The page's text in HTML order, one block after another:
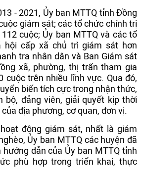
- 2021, Ủy ban MTTQ tỉnh Đồng
giám sát; các tổ chức chính trị
cuộc; Ủy ban MTTQ và các tổ
hội cấp xã chủ trì giám sát hơn
tra nhân dân và Ban Giám sát
xã, phường, thị trấn tham gia
cuộc trên nhiều lĩnh vực. Qua đó,
biến tích cực trong nhận thức,
bộ, đảng viên, giải quyết kịp thời
địa phương, cơ quan, đơn vị.
động giám sát, nhất là giám
Ủy ban MTTQ các huyện đã
dẫn của Ủy ban MTTQ tỉnh
phù hợp trong triển khai, thực